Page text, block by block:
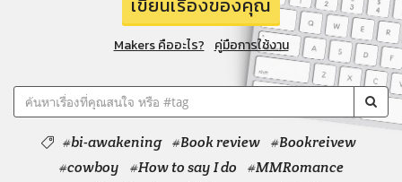
เขียนเรื่องของคุณ
Makers คืออะไร? คู่มือการใช้งาน
#bi-awakening #Book review #Bookreivew
#cowboy
#How to say I do
#MMRomance